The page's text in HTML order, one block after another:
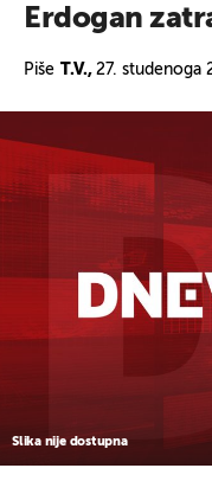
Erdogan
Piše T.V., 27. studenoga
Slika nije dostupna